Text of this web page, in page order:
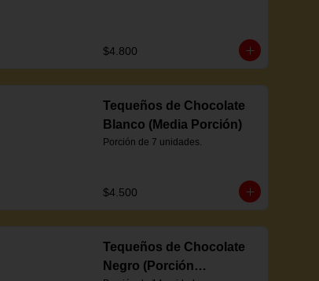
$4.800
Tequeños de Chocolate
Blanco (Media Porción)
Porción de 7 unidades.
$4.500
Tequeños de Chocolate
Negro (Porción